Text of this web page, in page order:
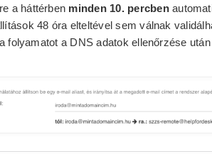
a háttérben minden 10. percben
48 óra elteltével sem válnak
a DNS adatok ellenőrzése